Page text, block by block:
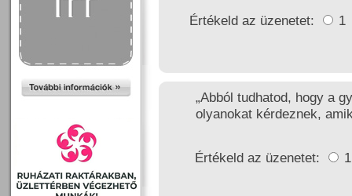
Értékeld az üzenetet: 1
„Abból tudhatod, hogy a
olyanokat kérdeznek,
Értékeld az üzenetet: